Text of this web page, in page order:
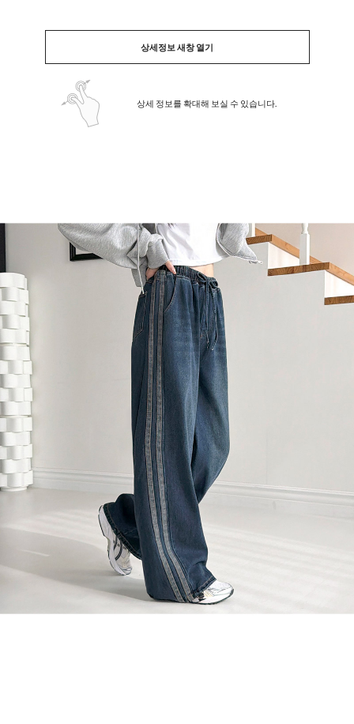
상세정보 새창 열기
상세 정보를 확대해 보실 수 있습니다.